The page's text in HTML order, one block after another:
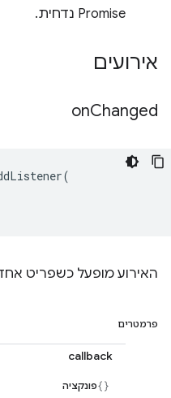
Promise נדחית.
אירועים
onChanged
(
האירוע מופעל כשפריט
פרמטרים
callback
פונקציה